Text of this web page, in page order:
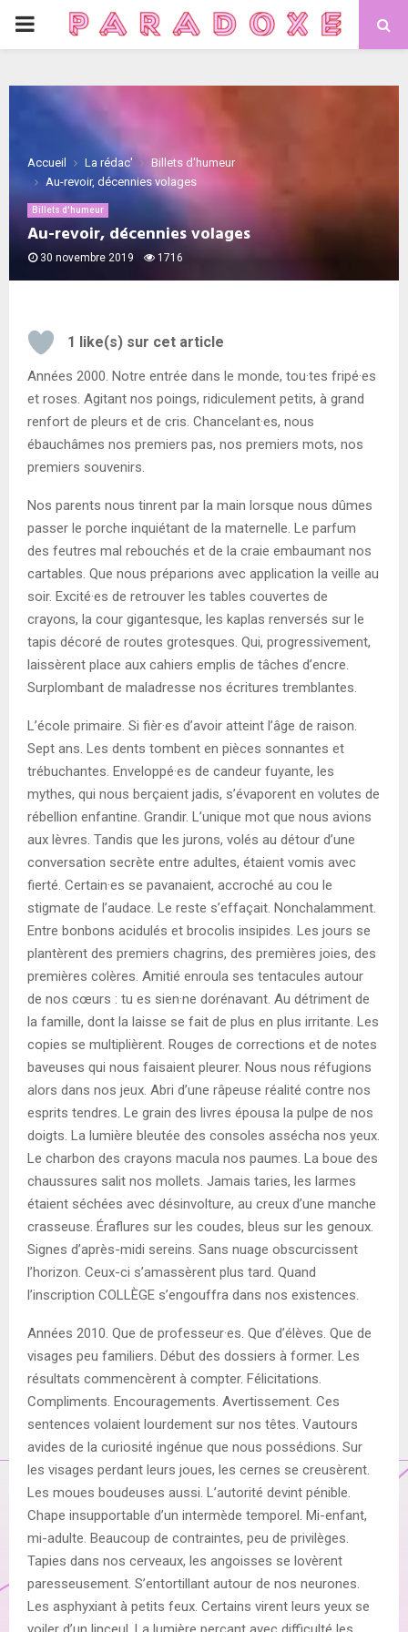
PRIMARY
Accueil La rédac'
Billets d'humeur
Au-revoir, décennies volages
Billets d'humeur
Au-revoir, décennies volages
30 novembre 2019 1716
1 like(s) sur cet article
Années 2000. Notre entrée dans le monde, tou·tes fripé·es
et roses. Agitant nos poings, ridiculement petits, à grand
renfort de pleurs et de cris. Chancelant·es, nous
ébauchâmes nos premiers pas, nos premiers mots, nos
premiers souvenirs.
Nos parents nous tinrent par la main lorsque nous dûmes
passer le porche inquiétant de la maternelle. Le parfum
des feutres mal rebouchés et de la craie embaumant nos
cartables. Que nous préparions avec application la veille au
soir. Excité·es de retrouver les tables couvertes de
crayons, la cour gigantesque, les kaplas renversés sur le
tapis décoré de routes grotesques. Qui, progressivement,
laissèrent place aux cahiers emplis de tâches dʼencre.
Surplombant de maladresse nos écritures tremblantes.
L’école primaire. Si fièr·es d’avoir atteint l’âge de raison.
Sept ans. Les dents tombent en pièces sonnantes et
trébuchantes. Enveloppé·es de candeur fuyante, les
mythes, qui nous berçaient jadis, s’évaporent en volutes de
rébellion enfantine. Grandir. L’unique mot que nous avions
aux lèvres. Tandis que les jurons, volés au détour d’une
conversation secrète entre adultes, étaient vomis avec
fierté. Certain·es se pavanaient, accroché au cou le
stigmate de l’audace. Le reste s’effaçait. Nonchalamment.
Entre bonbons acidulés et brocolis insipides. Les jours se
plantèrent des premiers chagrins, des premières joies, des
premières colères. Amitié enroula ses tentacules autour
de nos cœurs : tu es sien·ne dorénavant. Au détriment de
la famille, dont la laisse se fait de plus en plus irritante. Les
copies se multiplièrent. Rouges de corrections et de notes
baveuses qui nous faisaient pleurer. Nous nous réfugions
alors dans nos jeux. Abri d’une râpeuse réalité contre nos
esprits tendres. Le grain des livres épousa la pulpe de nos
doigts. La lumière bleutée des consoles assécha nos yeux.
Le charbon des crayons macula nos paumes. La boue des
chaussures salit nos mollets. Jamais taries, les larmes
étaient séchées avec désinvolture, au creux d’une manche
crasseuse. Éraflures sur les coudes, bleus sur les genoux.
Signes d’après-midi sereins. Sans nuage obscurcissent
l’horizon. Ceux-ci s’amassèrent plus tard. Quand
l’inscription COLLÈGE s’engouffra dans nos existences.
Années 2010. Que de professeur·es. Que d’élèves. Que de
visages peu familiers. Début des dossiers à former. Les
résultats commencèrent à compter. Félicitations.
Compliments. Encouragements. Avertissement. Ces
sentences volaient lourdement sur nos têtes. Vautours
avides de la curiosité ingénue que nous possédions. Sur
les visages perdant leurs joues, les cernes se creusèrent.
Les moues boudeuses aussi. L’autorité devint pénible.
Chape insupportable d’un intermède temporel. Mi-enfant,
mi-adulte. Beaucoup de contraintes, peu de privilèges.
Tapies dans nos cerveaux, les angoisses se lovèrent
paresseusement. S’entortillant autour de nos neurones.
Les asphyxiant à petits feux. Certains virent leurs yeux se